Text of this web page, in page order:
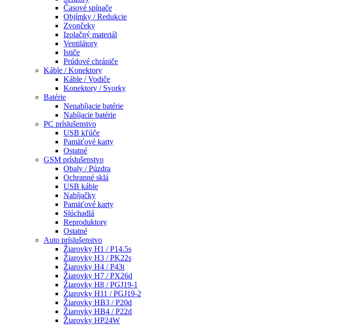
Časové spínače
Objímky / Redukcie
Zvončeky
Izolačný materiál
Ventilátory
Ističe
Prúdové chrániče
Káble / Konektory
Káble / Vodiče
Konektory / Svorky
Batérie
Nenabíjacie batérie
Nabíjacie batérie
PC príslušenstvo
USB kľúče
Pamäťové karty
Ostatné
GSM príslušenstvo
Obaly / Púzdra
Ochranné sklá
USB káble
Nabíjačky
Pamäťové karty
Slúchadlá
Reproduktory
Ostatné
Auto príslušenstvo
Žiarovky H1 / P14.5s
Žiarovky H3 / PK22s
Žiarovky H4 / P43t
Žiarovky H7 / PX26d
Žiarovky H8 / PGJ19-1
Žiarovky H11 / PGJ19-2
Žiarovky HB3 / P20d
Žiarovky HB4 / P22d
Žiarovky HP24W